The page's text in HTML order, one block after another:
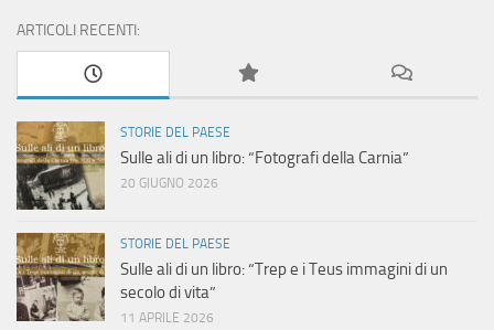
e
ARTICOLI RECENTI:
STORIE DEL PAESE
Sulle ali di un libro: “Fotografi della Carnia”
20 GIUGNO 2026
STORIE DEL PAESE
Sulle ali di un libro: “Trep e i Teus immagini di un
secolo di vita”
11 APRILE 2026